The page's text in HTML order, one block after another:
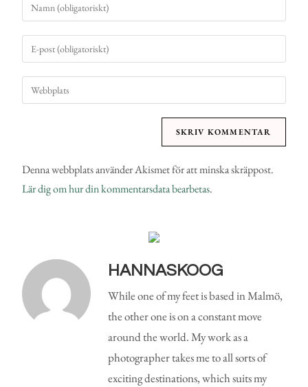
Denna webbplats använder Akismet för att minska skräppost.
Lär dig om hur din kommentarsdata bearbetas.
HANNASKOOG
While one of my feet is based in Malmö,
the other one is on a constant move
around the world. My work as a
photographer takes me to all sorts of
exciting destinations, which suits my